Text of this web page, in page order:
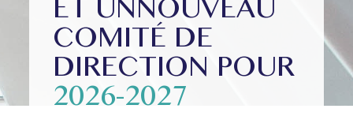
ET UNNOUVEAU
COMITÉ DE
DIRECTION POUR
2026-2027